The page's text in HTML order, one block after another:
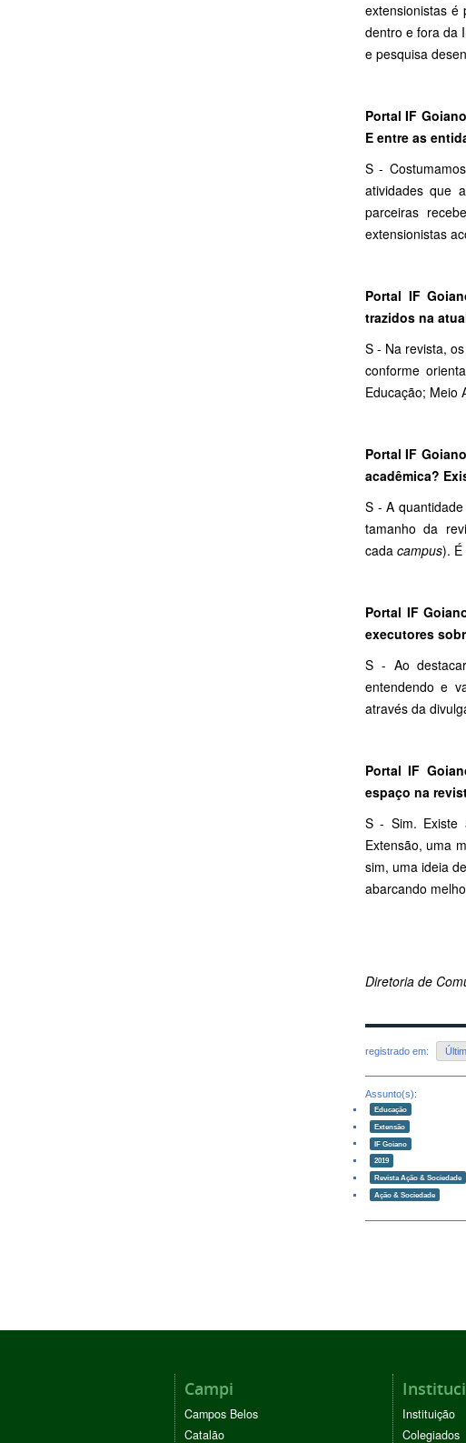
extensionistas é
dentro e fora da
e pesquisa
Portal IF
E entre as
S -
atividades que
parceiras
extensionistas
Portal IF
trazidos na
S - Na revista,
conforme
Educação; Meio
Portal IF
acadêmica?
S - A
tamanho da
cada campus). É
Portal IF
executores
S - Ao
entendendo e
através da
Portal IF
espaço na
S - Sim. Existe
Extensão, uma
sim, uma ideia
abarcando
Diretoria de
registrado em:
Assunto(s):
Educação
Extensão
IF Goiano
2019
Revista Ação & Sociedade
Ação & Sociedade
Campi
Campos Belos
Catalão
Instituição
Colegiados